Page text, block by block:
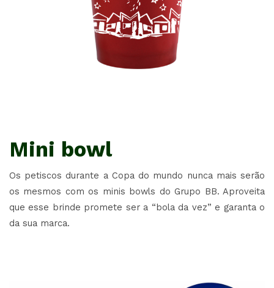
Mini bowl
Os petiscos durante a Copa do mundo nunca mais serão
os mesmos com os minis bowls do Grupo BB. Aproveita
que esse brinde promete ser a “bola da vez” e garanta o
da sua marca.